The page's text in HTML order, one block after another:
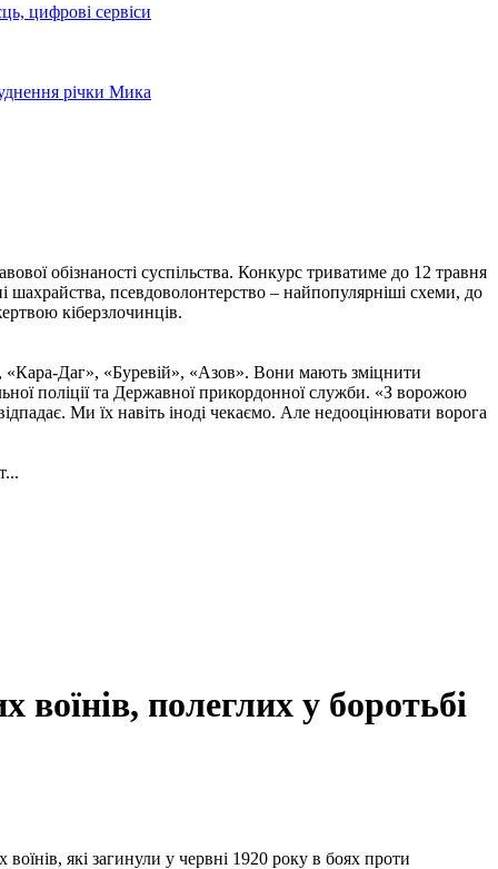
цифрові сервіси
річки Мика
обізнаності суспільства. Конкурс триватиме до 12 травня
шахрайства, псевдоволонтерство – найпопулярніші схеми, до
кіберзлочинців.
«Кара-Даг», «Буревій», «Азов». Вони мають зміцнити
поліції та Державної прикордонної служби. «З ворожою
Ми їх навіть іноді чекаємо. Але недооцінювати ворога
полеглих у боротьбі
які загинули у червні 1920 року в боях проти